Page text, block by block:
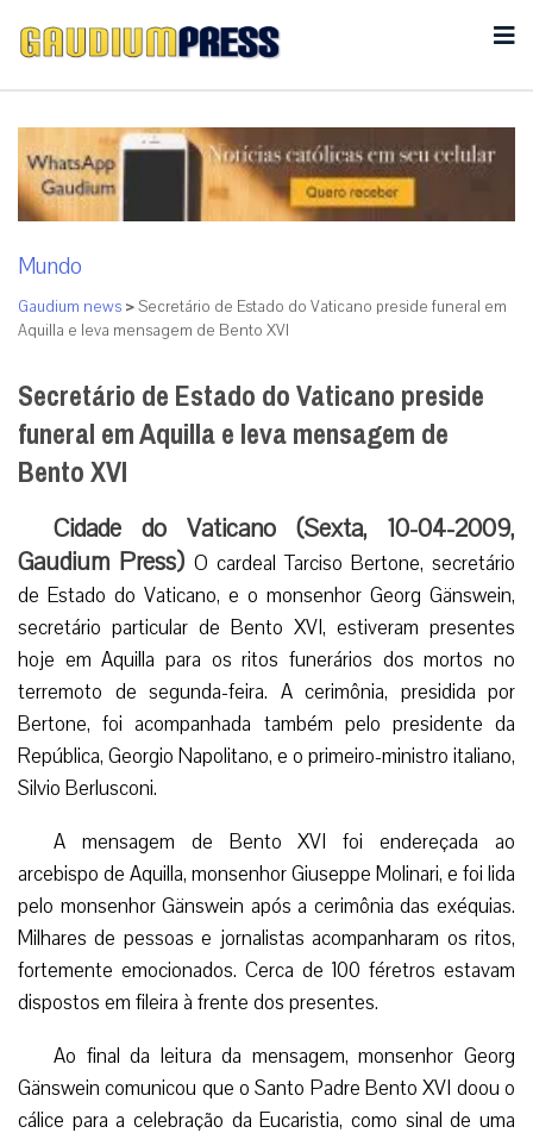
Mundo
Gaudium news >Secretário de Estado do Vaticano preside funeral em
Aquilla e leva mensagem de Bento XVI
Secretário de Estado do Vaticano preside
funeral em Aquilla e leva mensagem de
Bento XVI
Cidade do Vaticano (Sexta, 10-04-2009,
Gaudium Press) O cardeal Tarciso Bertone, secretário
de Estado do Vaticano, e o monsenhor Georg Gänswein,
secretário particular de Bento XVI, estiveram presentes
hoje em Aquilla para os ritos funerários dos mortos no
terremoto de segunda-feira. A cerimônia, presidida por
Bertone, foi acompanhada também pelo presidente da
República, Georgio Napolitano, e o primeiro-ministro italiano,
Silvio Berlusconi.
A mensagem de Bento XVI foi endereçada ao
arcebispo de Aquilla, monsenhor Giuseppe Molinari, e foi lida
pelo monsenhor Gänswein após a cerimônia das exéquias.
Milhares de pessoas e jornalistas acompanharam os ritos,
fortemente emocionados. Cerca de 100 féretros estavam
dispostos em fileira à frente dos presentes.
Ao final da leitura da mensagem, monsenhor Georg
Gänswein comunicou que o Santo Padre Bento XVI doou o
cálice para a celebração da Eucaristia, como sinal de uma